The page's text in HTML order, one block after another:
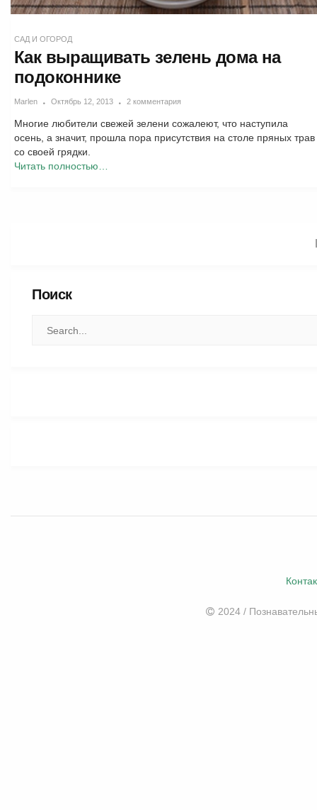
САД И ОГОРОД
Как выращивать зелень дома на
подоконнике
Marlen Октябрь 12, 2013 2 комментария
Многие любители свежей зелени сожалеют, что наступила
осень, а значит, прошла пора присутствия на столе пряных трав
со своей грядки.
Читать полностью…
Поиск
2024 /